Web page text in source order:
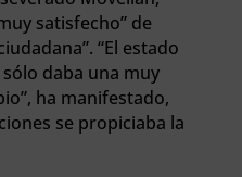
satisfecho” de
“El estado
daba una muy
ha manifestado,
se propiciaba la